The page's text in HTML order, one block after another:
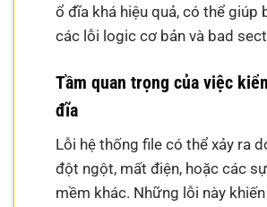
ổ đĩa khá hiệu quả, có thể giúp
các lỗi logic cơ bản và bad
Tầm quan trọng của việc
đĩa
Lỗi hệ thống file có thể xảy ra
đột ngột, mất điện, hoặc các
mềm khác. Những lỗi này